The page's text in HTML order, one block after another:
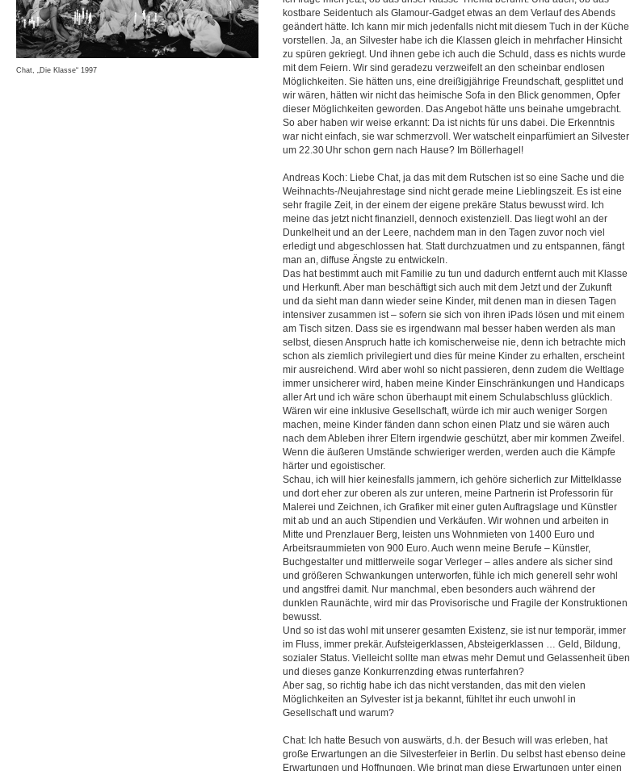
kostbare Seidentuch als Glamour-Gadget etwas an dem Verlauf des Abends
geändert hätte. Ich kann mir mich jedenfalls nicht mit diesem Tuch in der Küche
vorstellen. Ja, an Silvester habe ich die Klassen gleich in mehrfacher Hinsicht
zu spüren gekriegt. Und ihnen gebe ich auch die Schuld, dass es nichts wurde
mit dem Feiern. Wir sind geradezu verzweifelt an den scheinbar endlosen
Möglichkeiten. Sie hätten uns, eine dreißigjährige Freundschaft, gesplittet und
wir wären, hätten wir nicht das heimische Sofa in den Blick genommen, Opfer
dieser Möglichkeiten geworden. Das Angebot hätte uns beinahe umgebracht.
So aber haben wir weise erkannt: Da ist nichts für uns dabei. Die Erkenntnis
war nicht einfach, sie war schmerzvoll. Wer watschelt einparfümiert an Silvester
um 22.30 Uhr schon gern nach Hause? Im Böllerhagel!
Andreas Koch: Liebe Chat, ja das mit dem Rutschen ist so eine Sache und die
Weihnachts-/Neujahrestage sind nicht gerade meine Lieblingszeit. Es ist eine
sehr fragile Zeit, in der einem der eigene prekäre Status bewusst wird. Ich
meine das jetzt nicht finanziell, dennoch existenziell. Das liegt wohl an der
Dunkelheit und an der Leere, nachdem man in den Tagen zuvor noch viel
erledigt und abgeschlossen hat. Statt durchzuatmen und zu entspannen, fängt
man an, diffuse Ängste zu entwickeln.
Das hat bestimmt auch mit Familie zu tun und dadurch entfernt auch mit Klasse
und Herkunft. Aber man beschäftigt sich auch mit dem Jetzt und der Zukunft
und da sieht man dann wieder seine Kinder, mit denen man in diesen Tagen
intensiver zusammen ist – sofern sie sich von ihren iPads lösen und mit einem
am Tisch sitzen. Dass sie es irgendwann mal besser haben werden als man
selbst, diesen Anspruch hatte ich komischerweise nie, denn ich betrachte mich
schon als ziemlich privilegiert und dies für meine Kinder zu erhalten, erscheint
mir ausreichend. Wird aber wohl so nicht passieren, denn zudem die Weltlage
immer unsicherer wird, haben meine Kinder Einschränkungen und Handicaps
aller Art und ich wäre schon überhaupt mit einem Schulabschluss glücklich.
Wären wir eine inklusive Gesellschaft, würde ich mir auch weniger Sorgen
machen, meine Kinder fänden dann schon einen Platz und sie wären auch
nach dem Ableben ihrer Eltern irgendwie geschützt, aber mir kommen Zweifel.
Wenn die äußeren Umstände schwieriger werden, werden auch die Kämpfe
härter und egoistischer.
Schau, ich will hier keinesfalls jammern, ich gehöre sicherlich zur Mittelklasse
und dort eher zur oberen als zur unteren, meine Partnerin ist Professorin für
Malerei und Zeichnen, ich Grafiker mit einer guten Auftragslage und Künstler
mit ab und an auch Stipendien und Verkäufen. Wir wohnen und arbeiten in
Mitte und Prenzlauer Berg, leisten uns Wohnmieten von 1400 Euro und
Arbeitsraummieten von 900 Euro. Auch wenn meine Berufe – Künstler,
Buchgestalter und mittlerweile sogar Verleger – alles andere als sicher sind
und größeren Schwankungen unterworfen, fühle ich mich generell sehr wohl
und angstfrei damit. Nur manchmal, eben besonders auch während der
dunklen Raunächte, wird mir das Provisorische und Fragile der Konstruktionen
bewusst.
Und so ist das wohl mit unserer gesamten Existenz, sie ist nur temporär, immer
im Fluss, immer prekär. Aufsteigerklassen, Absteigerklassen … Geld, Bildung,
sozialer Status. Vielleicht sollte man etwas mehr Demut und Gelassenheit üben
und dieses ganze Konkurrenzding etwas runterfahren?
Aber sag, so richtig habe ich das nicht verstanden, das mit den vielen
Möglichkeiten an Sylvester ist ja bekannt, fühltet ihr euch unwohl in
Gesellschaft und warum?
Chat: Ich hatte Besuch von auswärts, d.h. der Besuch will was erleben, hat
große Erwartungen an die Silvesterfeier in Berlin. Du selbst hast ebenso deine
Erwartungen und Hoffnungen. Wie bringt man diese Erwartungen unter einen
Chat, „Die Klasse“ 1997